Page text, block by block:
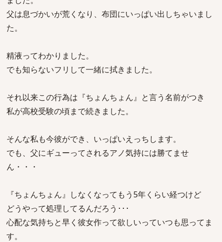
父は息づかいが荒くなり、布団にいっぱい出しちゃいまし
た。
精液ってわかりました。
でも知らないフリして一緒に拭きました。
それ以来この行為は『ちょんちょん』と言う名前がつき
私が高校受験の頃まで続きました。
そんな私も今彼ができ、いっぱいえっちします。
でも、父にギューってされるアノ気持には勝てませ
ん・・・
『ちょんちょん』しなくなってもう5年くらい経つけど
どうやって処理してるんだろう･･･
心配な気持ちと早く彼女作って欲しいっていつも思ってま
す。